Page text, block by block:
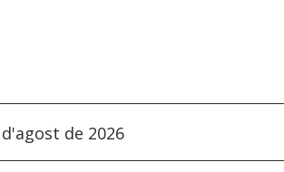
d'agost de 2026